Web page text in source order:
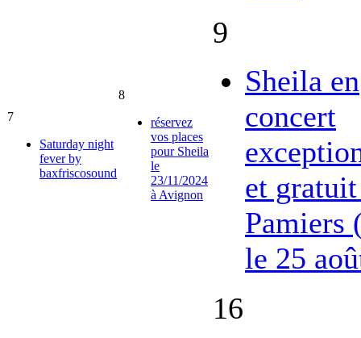
7
Saturday night
fever by
baxfriscosound
8
réservez
vos places
pour Sheila
le
23/11/2024
à Avignon
9
Sheila en
concert
et
Pamiers
le 25
16